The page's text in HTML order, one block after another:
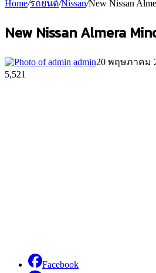
Home/รถยนต์/Nissan/New Nissan
New Nissan Almera
admin20 พฤษภาคม
5,521
Facebook